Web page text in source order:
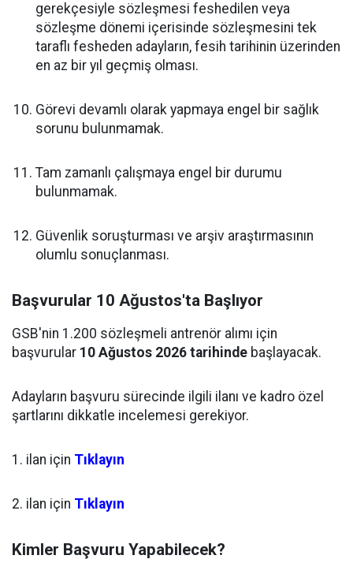
gerekçesiyle sözleşmesi feshedilen veya
sözleşme dönemi içerisinde sözleşmesini tek
taraflı fesheden adayların, fesih tarihinin üzerinden
en az bir yıl geçmiş olması.
Görevi devamlı olarak yapmaya engel bir sağlık
sorunu bulunmamak.
Tam zamanlı çalışmaya engel bir durumu
bulunmamak.
Güvenlik soruşturması ve arşiv araştırmasının
olumlu sonuçlanması.
Başvurular 10 Ağustos'ta Başlıyor
GSB'nin 1.200 sözleşmeli antrenör alımı için
başvurular 10 Ağustos 2026 tarihinde başlayacak.
Adayların başvuru sürecinde ilgili ilanı ve kadro özel
şartlarını dikkatle incelemesi gerekiyor.
1. ilan için Tıklayın
2. ilan için Tıklayın
Kimler Başvuru Yapabilecek?